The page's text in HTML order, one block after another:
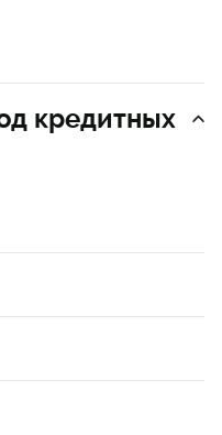
кредитных